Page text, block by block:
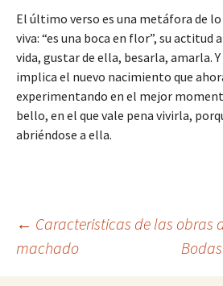
El último verso es una metáfora de
viva: “es una boca en flor”, su actitud
vida, gustar de ella, besarla, amarla.
implica el nuevo nacimiento que
experimentando en el mejor
bello, en el que vale pena vivirla,
abriéndose a ella.
Navegación
← Caracteristicas de las obras
machado